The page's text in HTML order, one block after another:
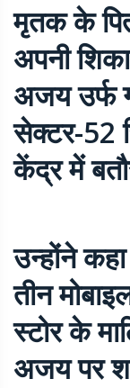
मृतक के
अपनी
अजय उर्फ
सेक्टर-52
केंद्र में
उन्होंने
तीन
स्टोर के
अजय पर